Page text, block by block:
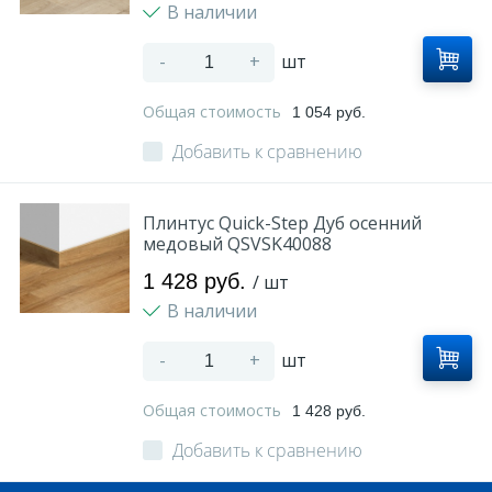
В наличии
- + шт
Общая стоимость 1 054 руб.
Добавить к сравнению
Плинтус Quick-Step Дуб осенний
медовый QSVSK40088
1 428 руб. / шт
В наличии
- + шт
Общая стоимость 1 428 руб.
Добавить к сравнению